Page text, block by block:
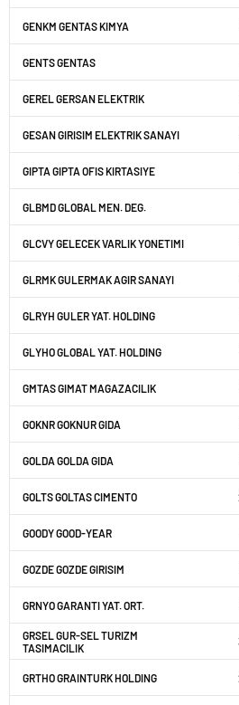
GENKM GENTAS KIMYA
GENTS GENTAS
GEREL GERSAN ELEKTRIK
GESAN GIRISIM ELEKTRIK SANAYI
GIPTA GIPTA OFIS KIRTASIYE
GLBMD GLOBAL MEN. DEG.
GLCVY GELECEK VARLIK YONETIMI
GLRMK GULERMAK AGIR SANAYI
GLRYH GULER YAT. HOLDING
GLYHO GLOBAL YAT. HOLDING
GMTAS GIMAT MAGAZACILIK
GOKNR GOKNUR GIDA
GOLDA GOLDA GIDA
GOLTS GOLTAS CIMENTO
GOODY GOOD-YEAR
GOZDE GOZDE GIRISIM
GRNYO GARANTI YAT. ORT.
GRSEL GUR-SEL TURIZM
TASIMACILIK
GRTHO GRAINTURK HOLDING